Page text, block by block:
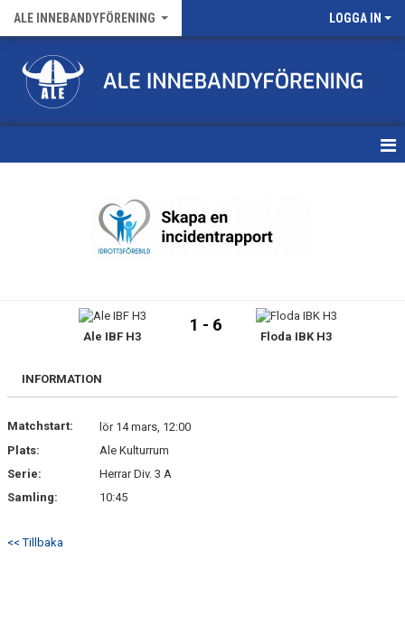
ALE INNEBANDYFÖRENING LOGGA IN
FÖRENINGENS MATCHER
NYHETSARKIV
MEDLEMSKAP
Ale IBF H3
1 - 6
Floda IBK H3
INFORMATION
Matchstart:
lör 14 mars, 12:00
Plats:
Ale Kulturrum
Serie:
Herrar Div. 3 A
Samling:
10:45
<< Tillbaka